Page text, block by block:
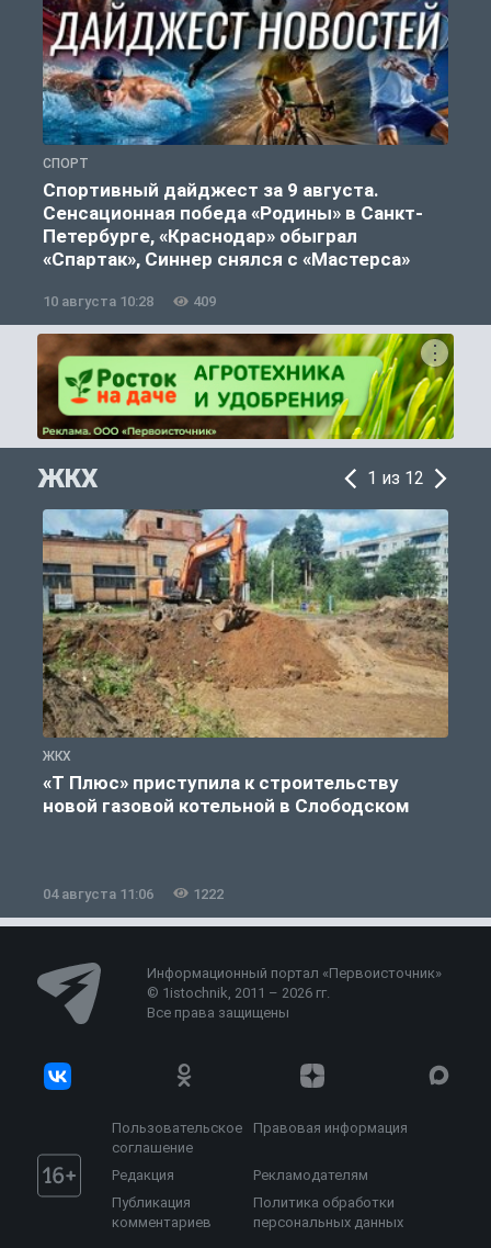
СПОРТ
Спортивный дайджест за 9 августа.
Сенсационная победа «Родины» в Санкт-
Петербурге, «Краснодар» обыграл
«Спартак», Синнер снялся с «Мастерса»
10 августа 10:28 409
ЖКХ 1 из 12
ЖКХ
«Т Плюс» приступила к строительству
новой газовой котельной в Слободском
04 августа 11:06 1222
Информационный портал «Первоисточник»
© 1istochnik, 2011 – 2026 гг.
Все права защищены
Пользовательское
соглашение
Правовая информация
Редакция
Рекламодателям
Публикация
комментариев
Политика обработки
персональных данных